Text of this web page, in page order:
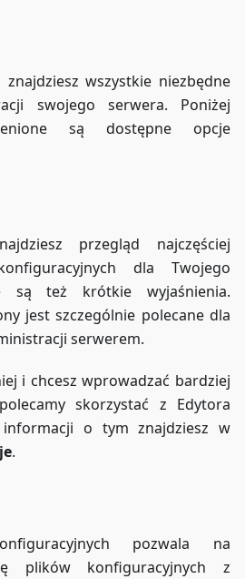
znajdziesz wszystkie niezbędne
swojego serwera. Poniżej
są dostępne opcje
przegląd najczęściej
dla Twojego
są też krótkie wyjaśnienia.
jest szczególnie polecane dla
serwerem.
i chcesz wprowadzać bardziej
skorzystać z Edytora
informacji o tym znajdziesz w
.
pozwala na
plików konfiguracyjnych z